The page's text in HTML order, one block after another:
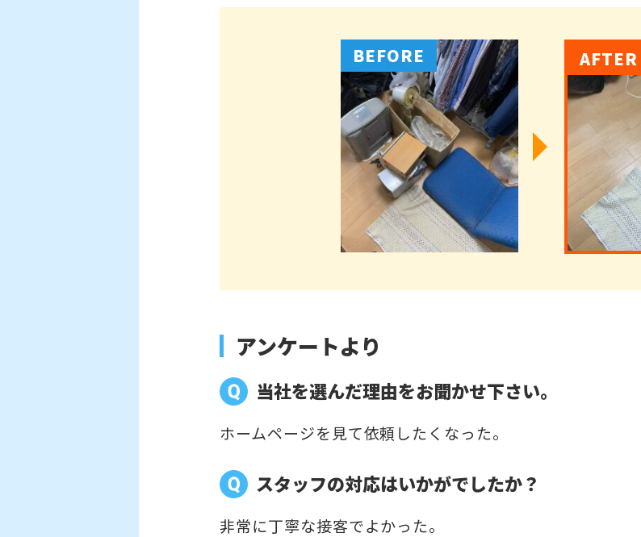
アンケートより
当社を選んだ理由をお聞かせ下さい。
ホームページを見て依頼したくなった。
スタッフの対応はいかがでしたか？
非常に丁寧な接客でよかった。